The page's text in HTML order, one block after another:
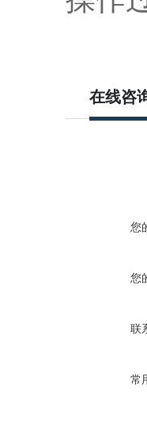
在线咨
您
您
联
常